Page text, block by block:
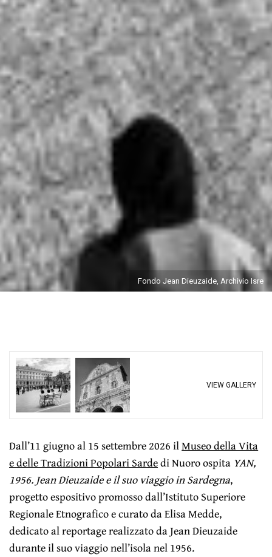
Fondo Jean Dieuzaide, Archivio Isre
VIEW GALLERY
Dall’11 giugno al 15 settembre 2026 ilMuseo della Vita
e delle Tradizioni Popolari Sardedi Nuoro ospita YAN,
1956. Jean Dieuzaide e il suo viaggio in Sardegna,
progetto espositivo promosso dall’Istituto Superiore
Regionale Etnografico e curato da Elisa Medde,
dedicato al reportage realizzato da Jean Dieuzaide
durante il suo viaggio nell’isola nel 1956.